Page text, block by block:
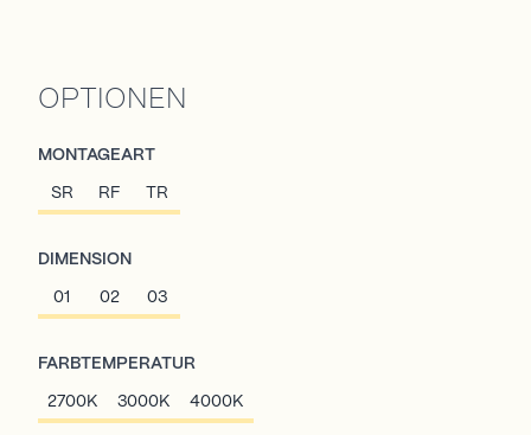
OPTIONEN
MONTAGEART
SR RF TR
DIMENSION
01 02 03
FARBTEMPERATUR
2700K 3000K 4000K